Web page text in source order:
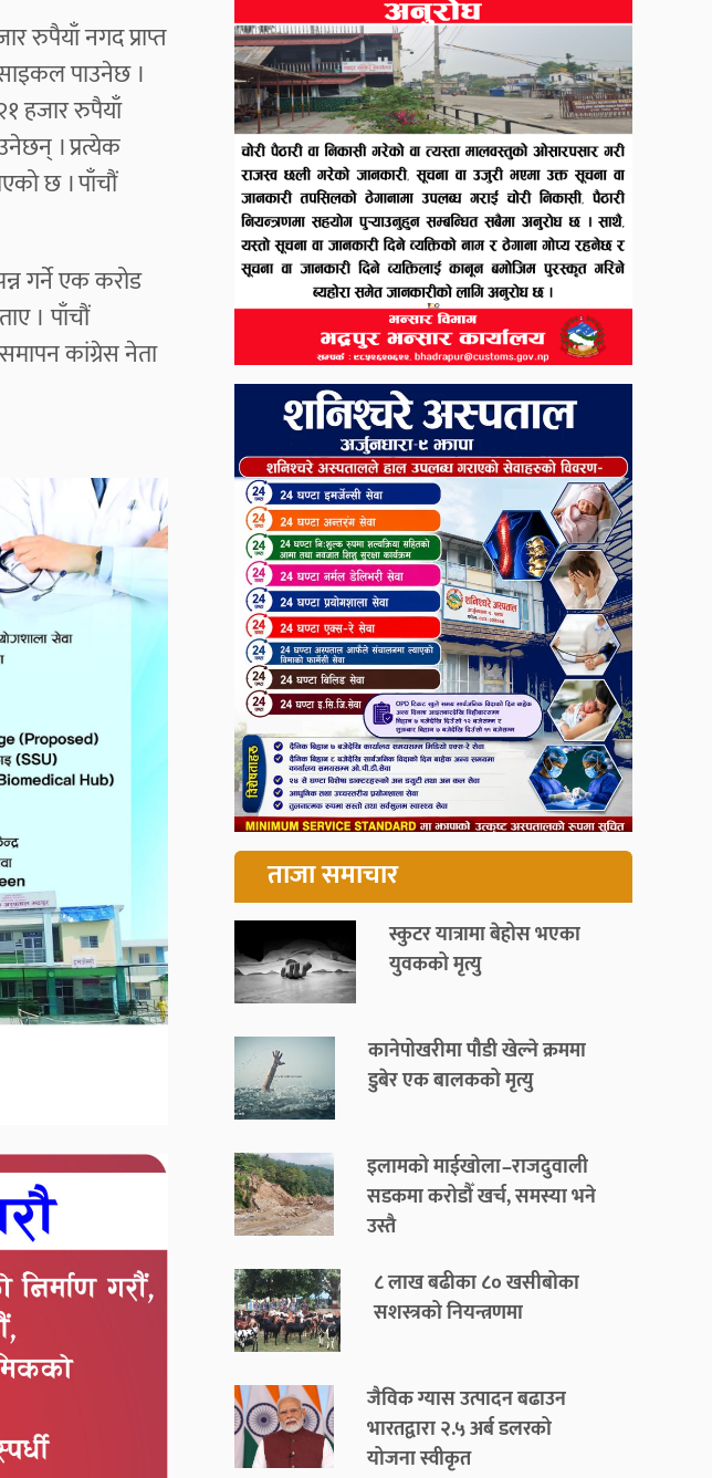
रुपैयाँ नगद प्राप्त
पाउनेछ ।
हजार रुपैयाँ
। प्रत्येक
छ । पाँचौं
गर्ने एक करोड
।पाँचौं
कांग्रेस नेता
ताजा समाचार
स्कुटर यात्रामा बेहोस भएका
युवकको मृत्यु
कानेपोखरीमा पौडी खेल्ने क्रममा
डुबेर एक बालकको मृत्यु
इलामको माईखोला–राजदुवाली
सडकमा करोडौँ खर्च, समस्या भने
उस्तै
८ लाख बढीका ८० खसीबोका
सशस्त्रको नियन्त्रणमा
जैविक ग्यास उत्पादन बढाउन
भारतद्वारा २.५ अर्ब डलरको
योजना स्वीकृत